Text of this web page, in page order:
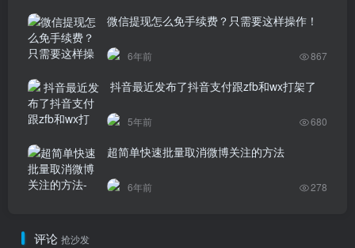
微信提现怎么免手续费？只需要这样操作！
6年前 867
抖音最近发布了抖音支付跟zfb和wx打架了
5年前 680
超简单快速批量取消微博关注的方法
6年前 278
评论 抢沙发